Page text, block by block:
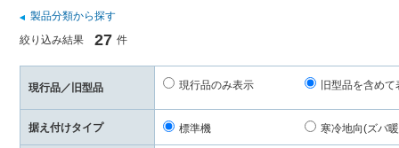
製品分類から探す
絞り込み結果
27 件
現行品／旧型品 現行品のみ表示 旧型品を含めて
据え付けタイプ 標準機 寒冷地向(ズバ